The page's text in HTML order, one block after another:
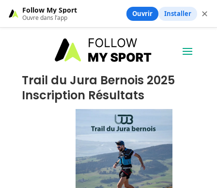
Trail du Jura Bernois 2025
Inscription Résultats
Follow My Sport
Ouvre dans l’app Ouvrir Installer ✕